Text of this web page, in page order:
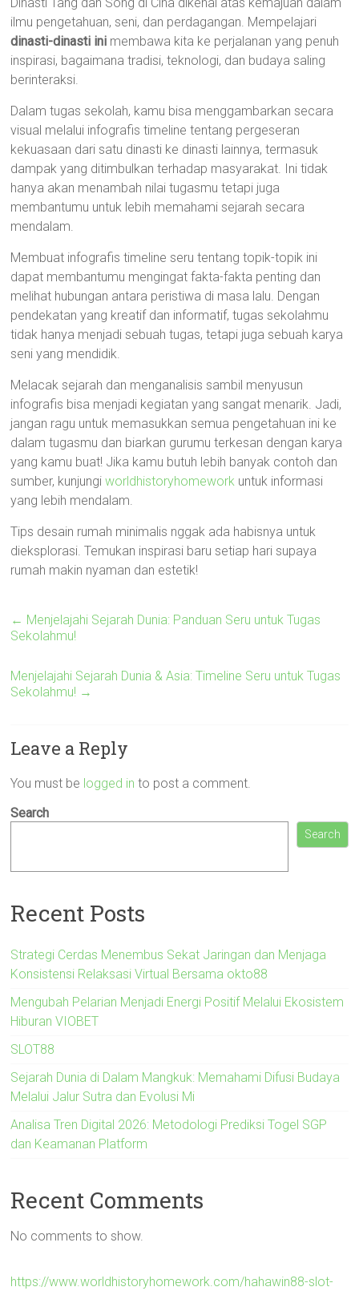
ilmu pengetahuan, seni, dan perdagangan. Mempelajari
dinasti-dinasti ini membawa kita ke perjalanan yang penuh
inspirasi, bagaimana tradisi, teknologi, dan budaya saling
berinteraksi.
Dalam tugas sekolah, kamu bisa menggambarkan secara
visual melalui infografis timeline tentang pergeseran
kekuasaan dari satu dinasti ke dinasti lainnya, termasuk
dampak yang ditimbulkan terhadap masyarakat. Ini tidak
hanya akan menambah nilai tugasmu tetapi juga
membantumu untuk lebih memahami sejarah secara
mendalam.
Membuat infografis timeline seru tentang topik-topik ini
dapat membantumu mengingat fakta-fakta penting dan
melihat hubungan antara peristiwa di masa lalu. Dengan
pendekatan yang kreatif dan informatif, tugas sekolahmu
tidak hanya menjadi sebuah tugas, tetapi juga sebuah karya
seni yang mendidik.
Melacak sejarah dan menganalisis sambil menyusun
infografis bisa menjadi kegiatan yang sangat menarik. Jadi,
jangan ragu untuk memasukkan semua pengetahuan ini ke
dalam tugasmu dan biarkan gurumu terkesan dengan karya
yang kamu buat! Jika kamu butuh lebih banyak contoh dan
sumber, kunjungiworldhistoryhomework untuk informasi
yang lebih mendalam.
Tips desain rumah minimalis nggak ada habisnya untuk
dieksplorasi. Temukan inspirasi baru setiap hari supaya
rumah makin nyaman dan estetik!
← Menjelajahi Sejarah Dunia: Panduan Seru untuk Tugas
Sekolahmu!
Menjelajahi Sejarah Dunia & Asia: Timeline Seru untuk Tugas
Sekolahmu! →
Leave a Reply
You must be logged in to post a comment.
Search
Search
Recent Posts
Strategi Cerdas Menembus Sekat Jaringan dan Menjaga
Konsistensi Relaksasi Virtual Bersama okto88
Mengubah Pelarian Menjadi Energi Positif Melalui Ekosistem
Hiburan VIOBET
SLOT88
Sejarah Dunia di Dalam Mangkuk: Memahami Difusi Budaya
Melalui Jalur Sutra dan Evolusi Mi
Analisa Tren Digital 2026: Metodologi Prediksi Togel SGP
dan Keamanan Platform
Recent Comments
No comments to show.
https://www.worldhistoryhomework.com/hahawin88-slot-